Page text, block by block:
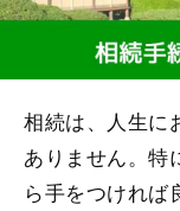
相続は、人生に
ありません。特
ら手をつければ